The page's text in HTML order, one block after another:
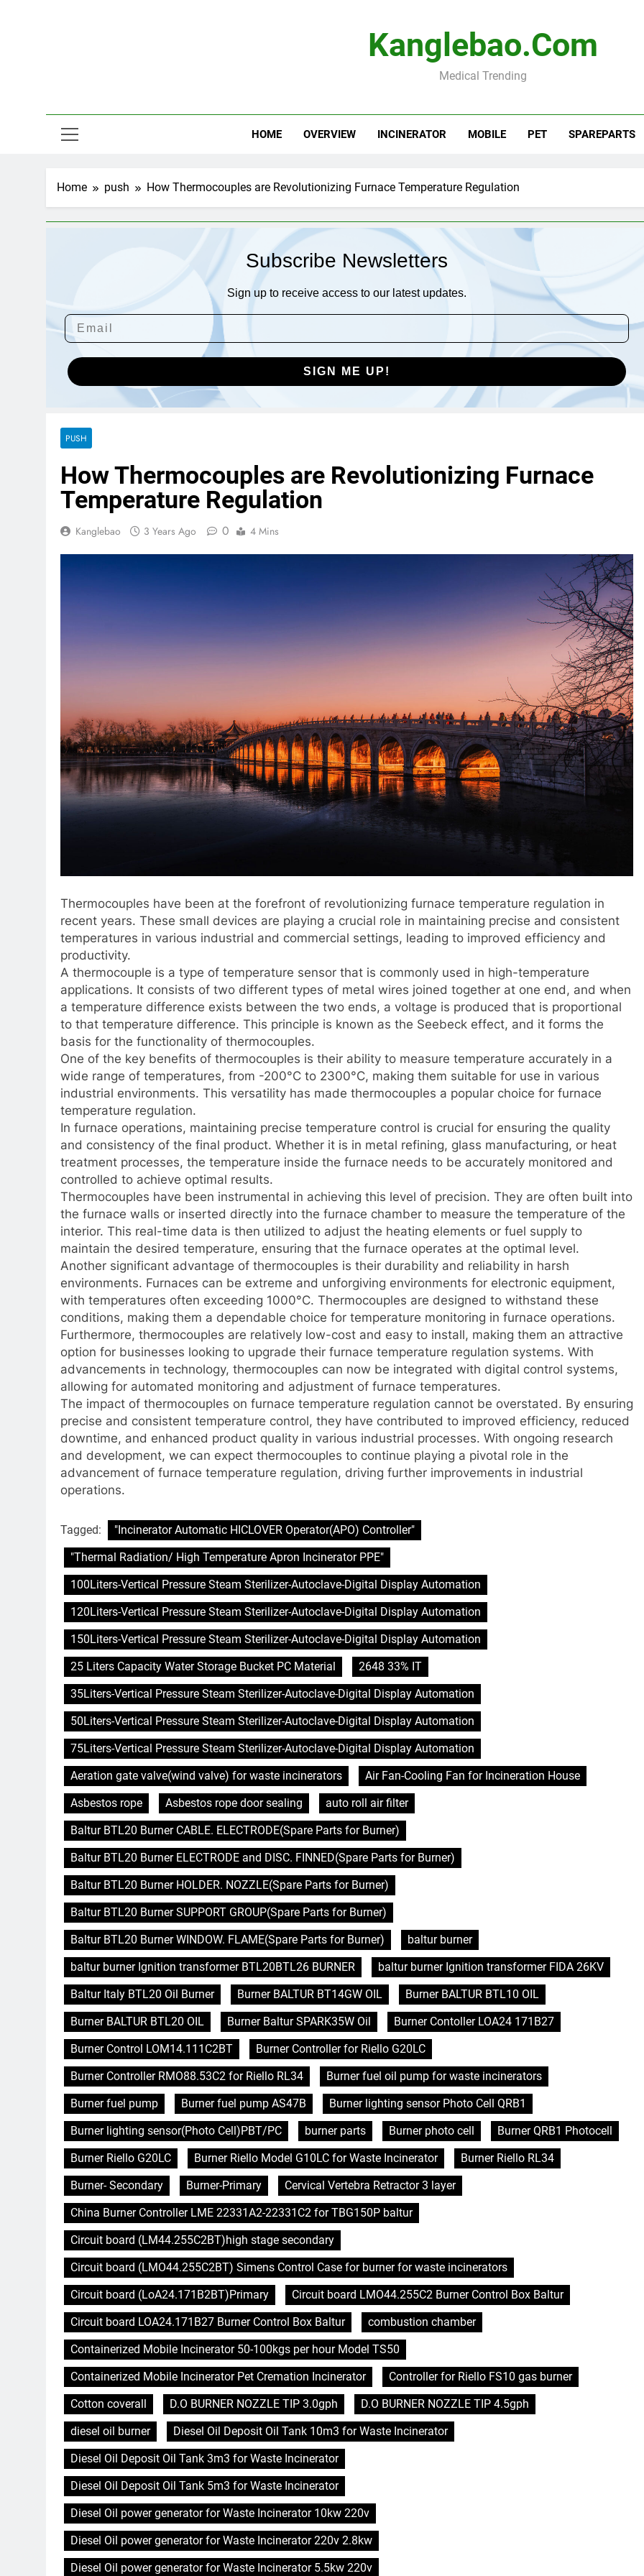
Kanglebao.com
Medical Trending
HOME OVERVIEW INCINERATOR MOBILE PET SPAREPARTS
Home push How Thermocouples are Revolutionizing Furnace Temperature Regulation
Subscribe Newsletters
Sign up to receive access to our latest updates.
SIGN ME UP!
PUSH
How Thermocouples are Revolutionizing Furnace
Temperature Regulation
Kanglebao 3 Years Ago 0 4 Mins
Thermocouples have been at the forefront of revolutionizing furnace temperature regulation in
recent years. These small devices are playing a crucial role in maintaining precise and consistent
temperatures in various industrial and commercial settings, leading to improved efficiency and
productivity.
A thermocouple is a type of temperature sensor that is commonly used in high-temperature
applications. It consists of two different types of metal wires joined together at one end, and when
a temperature difference exists between the two ends, a voltage is produced that is proportional
to that temperature difference. This principle is known as the Seebeck effect, and it forms the
basis for the functionality of thermocouples.
One of the key benefits of thermocouples is their ability to measure temperature accurately in a
wide range of temperatures, from -200°C to 2300°C, making them suitable for use in various
industrial environments. This versatility has made thermocouples a popular choice for furnace
temperature regulation.
In furnace operations, maintaining precise temperature control is crucial for ensuring the quality
and consistency of the final product. Whether it is in metal refining, glass manufacturing, or heat
treatment processes, the temperature inside the furnace needs to be accurately monitored and
controlled to achieve optimal results.
Thermocouples have been instrumental in achieving this level of precision. They are often built into
the furnace walls or inserted directly into the furnace chamber to measure the temperature of the
interior. This real-time data is then utilized to adjust the heating elements or fuel supply to
maintain the desired temperature, ensuring that the furnace operates at the optimal level.
Another significant advantage of thermocouples is their durability and reliability in harsh
environments. Furnaces can be extreme and unforgiving environments for electronic equipment,
with temperatures often exceeding 1000°C. Thermocouples are designed to withstand these
conditions, making them a dependable choice for temperature monitoring in furnace operations.
Furthermore, thermocouples are relatively low-cost and easy to install, making them an attractive
option for businesses looking to upgrade their furnace temperature regulation systems. With
advancements in technology, thermocouples can now be integrated with digital control systems,
allowing for automated monitoring and adjustment of furnace temperatures.
The impact of thermocouples on furnace temperature regulation cannot be overstated. By ensuring
precise and consistent temperature control, they have contributed to improved efficiency, reduced
downtime, and enhanced product quality in various industrial processes. With ongoing research
and development, we can expect thermocouples to continue playing a pivotal role in the
advancement of furnace temperature regulation, driving further improvements in industrial
operations.
Tagged:
"Incinerator Automatic HICLOVER Operator(APO) Controller"
"Thermal Radiation/ High Temperature Apron Incinerator PPE"
100Liters-Vertical Pressure Steam Sterilizer-Autoclave-Digital Display Automation
120Liters-Vertical Pressure Steam Sterilizer-Autoclave-Digital Display Automation
150Liters-Vertical Pressure Steam Sterilizer-Autoclave-Digital Display Automation
25 Liters Capacity Water Storage Bucket PC Material
2648 33% IT
35Liters-Vertical Pressure Steam Sterilizer-Autoclave-Digital Display Automation
50Liters-Vertical Pressure Steam Sterilizer-Autoclave-Digital Display Automation
75Liters-Vertical Pressure Steam Sterilizer-Autoclave-Digital Display Automation
Aeration gate valve(wind valve) for waste incinerators
Air Fan-Cooling Fan for Incineration House
Asbestos rope
Asbestos rope door sealing
auto roll air filter
Baltur BTL20 Burner CABLE. ELECTRODE(Spare Parts for Burner)
Baltur BTL20 Burner ELECTRODE and DISC. FINNED(Spare Parts for Burner)
Baltur BTL20 Burner HOLDER. NOZZLE(Spare Parts for Burner)
Baltur BTL20 Burner SUPPORT GROUP(Spare Parts for Burner)
Baltur BTL20 Burner WINDOW. FLAME(Spare Parts for Burner)
baltur burner
baltur burner Ignition transformer BTL20BTL26 BURNER
baltur burner Ignition transformer FIDA 26KV
Baltur Italy BTL20 Oil Burner
Burner BALTUR BT14GW OIL
Burner BALTUR BTL10 OIL
Burner BALTUR BTL20 OIL
Burner Baltur SPARK35W Oil
Burner Contoller LOA24 171B27
Burner Control LOM14.111C2BT
Burner Controller for Riello G20LC
Burner Controller RMO88.53C2 for Riello RL34
Burner fuel oil pump for waste incinerators
Burner fuel pump
Burner fuel pump AS47B
Burner lighting sensor Photo Cell QRB1
Burner lighting sensor(Photo Cell)PBT/PC
burner parts Burner photo cell
Burner QRB1 Photocell
Burner Riello G20LC
Burner Riello Model G10LC for Waste Incinerator
Burner Riello RL34
Burner- Secondary
Burner-Primary
Cervical Vertebra Retractor 3 layer
China Burner Controller LME 22331A2-22331C2 for TBG150P baltur
Circuit board (LM44.255C2BT)high stage secondary
Circuit board (LMO44.255C2BT) Simens Control Case for burner for waste incinerators
Circuit board (LoA24.171B2BT)Primary
Circuit board LMO44.255C2 Burner Control Box Baltur
Circuit board LOA24.171B27 Burner Control Box Baltur
combustion chamber
Containerized Mobile Incinerator 50-100kgs per hour Model TS50
Containerized Mobile Incinerator Pet Cremation Incinerator
Controller for Riello FS10 gas burner
Cotton coverall
D.O BURNER NOZZLE TIP 3.0gph
D.O BURNER NOZZLE TIP 4.5gph
diesel oil burner
Diesel Oil Deposit Oil Tank 10m3 for Waste Incinerator
Diesel Oil Deposit Oil Tank 3m3 for Waste Incinerator
Diesel Oil Deposit Oil Tank 5m3 for Waste Incinerator
Diesel Oil power generator for Waste Incinerator 10kw 220v
Diesel Oil power generator for Waste Incinerator 220v 2.8kw
Diesel Oil power generator for Waste Incinerator 5.5kw 220v